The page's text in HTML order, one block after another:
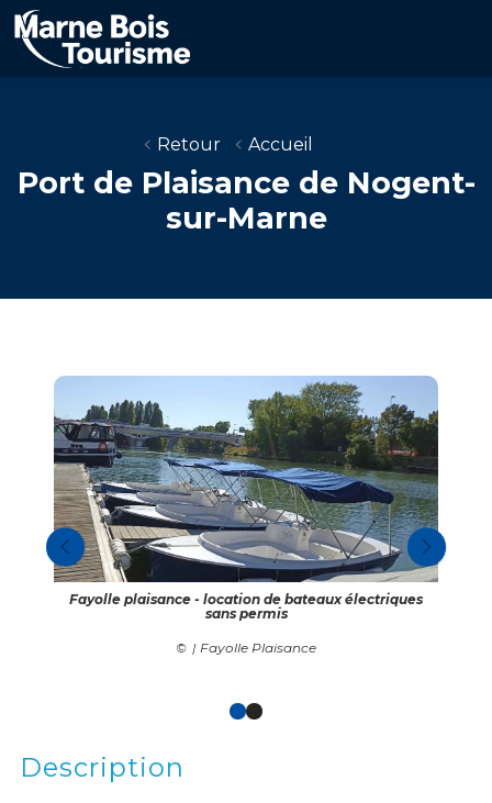
Aller
au
contenu
principal
Retour Accueil
Port de Plaisance de Nogent-
sur-Marne
Fayolle plaisance - location de bateaux électriques
sans permis
| Fayolle Plaisance
Description